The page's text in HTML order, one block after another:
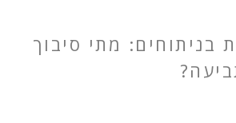
בניתוחים: מתי סיבוך